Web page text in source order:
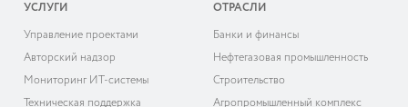
УСЛУГИ
Управление проектами
Авторский надзор
Мониторинг ИТ-системы
Техническая поддержка
ОТРАСЛИ
Банки и финансы
Нефтегазовая промышленность
Строительство
Агропромышленный комплекс